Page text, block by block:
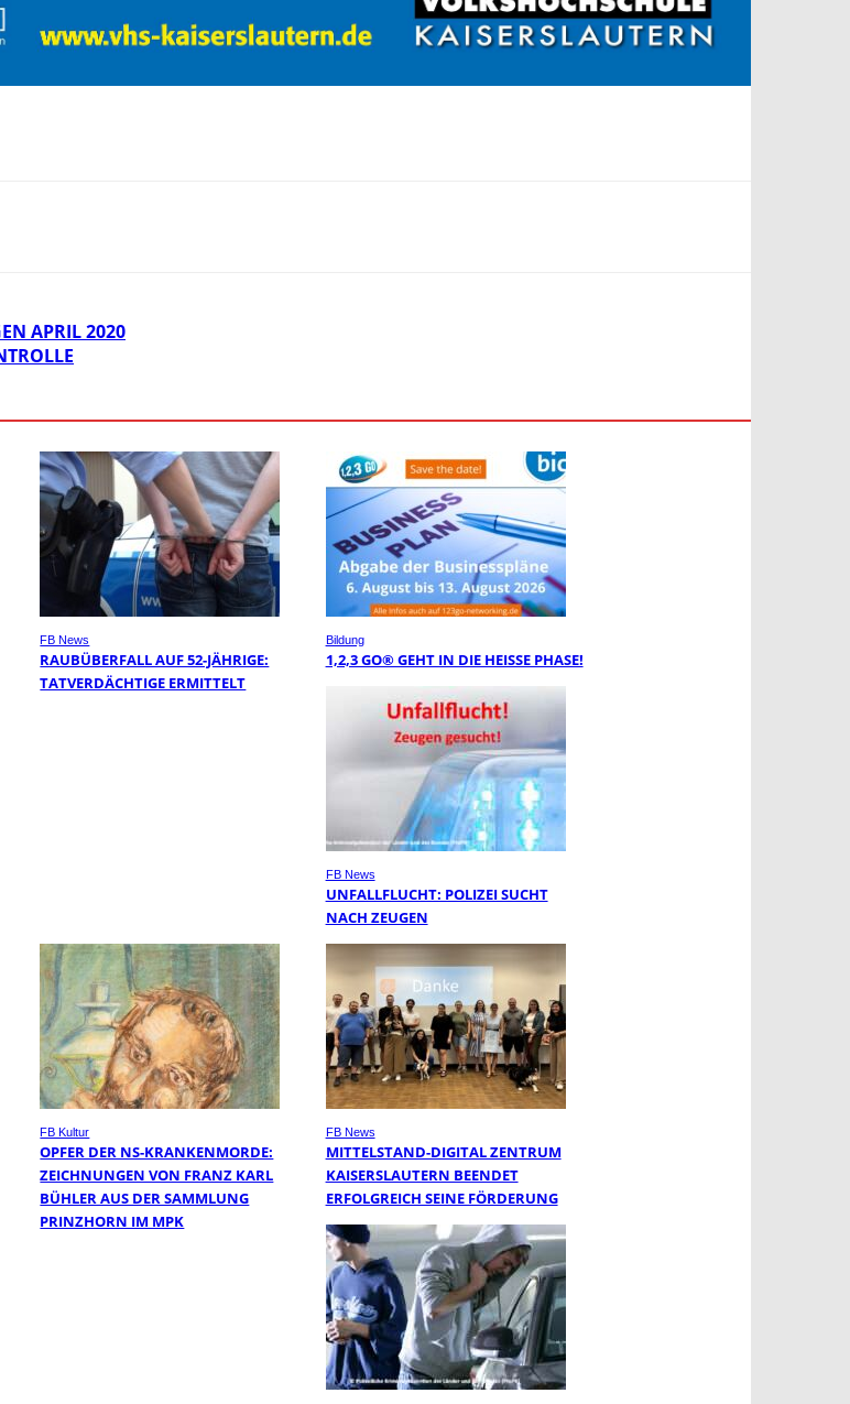
APRIL 2020
FB News
RAUBÜBERFALL AUF 52-JÄHRIGE:
TATVERDÄCHTIGE ERMITTELT
Bildung
1,2,3 GO® GEHT IN DIE HEISSE PHASE!
FB News
UNFALLFLUCHT: POLIZEI SUCHT
NACH ZEUGEN
FB Kultur
OPFER DER NS-KRANKENMORDE:
ZEICHNUNGEN VON FRANZ KARL
BÜHLER AUS DER SAMMLUNG
PRINZHORN IM MPK
FB News
MITTELSTAND-DIGITAL ZENTRUM
KAISERSLAUTERN BEENDET
ERFOLGREICH SEINE FÖRDERUNG